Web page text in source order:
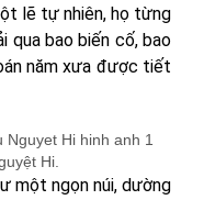
lẽ tự nhiên, họ từng
qua bao biến cố, bao
năm xưa được tiết
Hi.
một ngọn núi, dường